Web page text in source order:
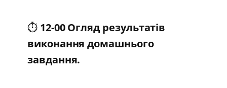
⏱️ 12-00 Огляд результатів
виконання домашнього
завдання.